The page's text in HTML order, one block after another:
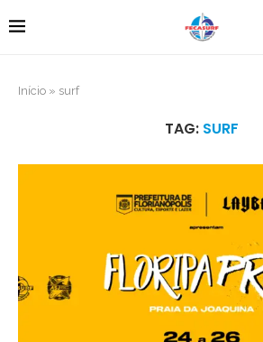
Início » surf
TAG: SURF